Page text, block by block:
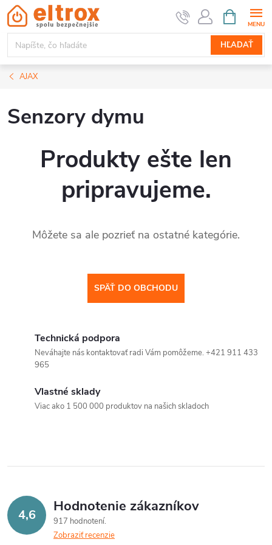
Prejsť
na
obsah
HĽADAŤ
KOŠÍK
AJAX
Senzory dymu
Produkty ešte len
pripravujeme.
Môžete sa ale pozrieť na ostatné kategórie.
SPÄŤ DO OBCHODU
Technická podpora
Neváhajte nás kontaktovať radi Vám pomôžeme. +421 911 433
965
Vlastné sklady
Viac ako 1 500 000 produktov na našich skladoch
4,6 Hodnotenie zákazníkov
917 hodnotení
Zobraziť recenzie